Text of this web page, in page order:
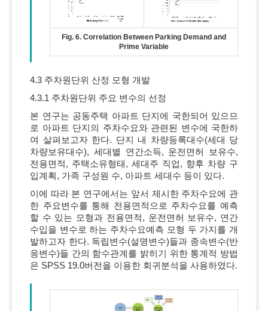
Fig. 6. Correlation Between Parking Demand and
Prime Variable
4.3 주차원단위 산정 모형 개발
4.3.1 주차원단위 주요 변수의 선정
본 연구는 공동주택 아파트 단지에 국한되어 있으므
로 아파트 단지의 주차수요와 관련된 변수에 국한하
여 살펴보고자 한다. 단지 내 차량등록대수(세대 당
차량보유대수), 세대별 연간소득, 운전면허 보유수,
전용면적, 주택소유형태, 세대주 직업, 향후 차량 구
입계획, 가족 구성원 수, 아파트 세대수 등이 있다.
이에 따라 본 연구에서는 앞서 제시한 주차수요에 관
한 주요변수를 통해 전용면적으로 주차수요를 예측
할 수 있는 모형과 전용면적, 운전면허 보유수, 연간
수입을 변수로 하는 주차수요예측 모형 두 가지를 개
발하고자 한다. 독립변수(설명변수)들과 종속변수(반
응변수)들 간의 함수관계를 밝히기 위한 통계적 방법
은 SPSS 19.0버전을 이용한 회귀분석을 사용하였다.